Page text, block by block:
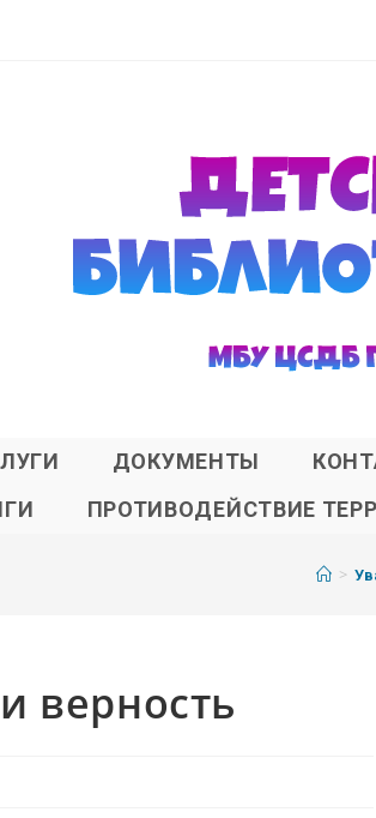
ДОКУМЕНТЫ
ПРОТИВОДЕЙСТВИЕ
>
верность